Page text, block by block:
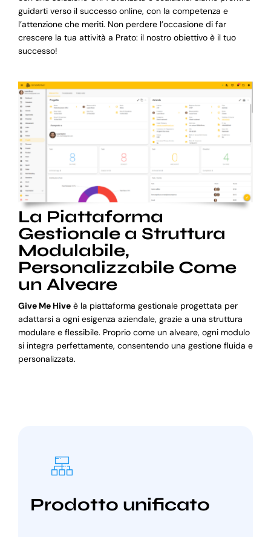
guidarti verso il successo online, con la competenza e
l’attenzione che meriti. Non perdere l’occasione di far
crescere la tua attività a Prato: il nostro obiettivo è il tuo
successo!
La Piattaforma
Gestionale a Struttura
Modulabile,
Personalizzabile Come
un Alveare
Give Me Hiveè la piattaforma gestionale progettata per
adattarsi a ogni esigenza aziendale, grazie a una struttura
modulare e flessibile. Proprio come un alveare, ogni modulo
si integra perfettamente, consentendo una gestione fluida e
personalizzata.
Prodotto unificato